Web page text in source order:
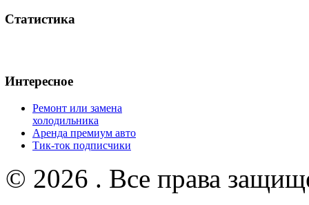
Статистика
Интересное
Ремонт или замена
холодильника
Аренда премиум авто
Тик-ток подписчики
© 2026 . Все права